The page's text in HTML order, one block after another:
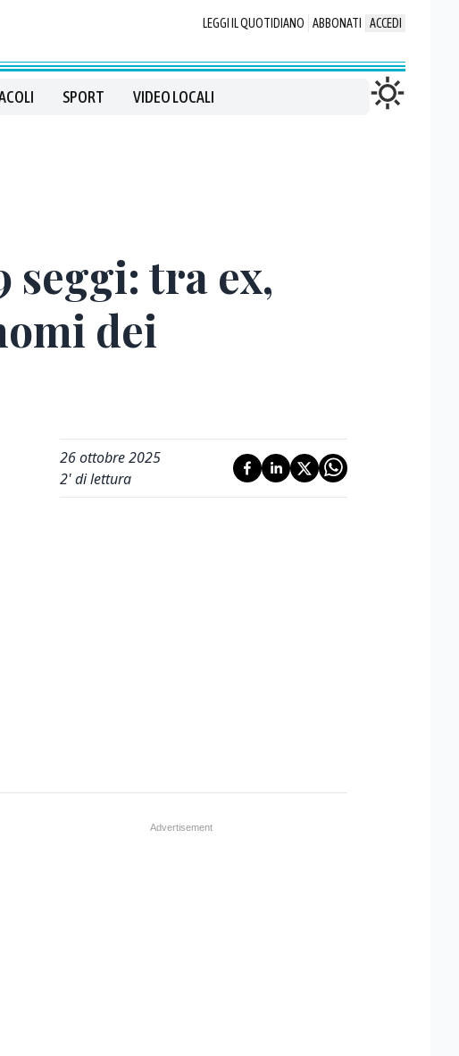
LEGGI IL QUOTIDIANO ABBONATI ACCEDI
SPORT VIDEO LOCALI
seggi: tra ex,
dei
26 ottobre 2025
2' di lettura